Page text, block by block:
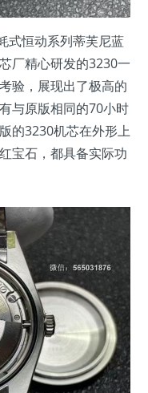
式恒动系列蒂芙尼蓝
厂精心研发的3230一
验，展现出了极高的
与原版相同的70小时
的3230机芯在外形上
宝石，都具备实际功